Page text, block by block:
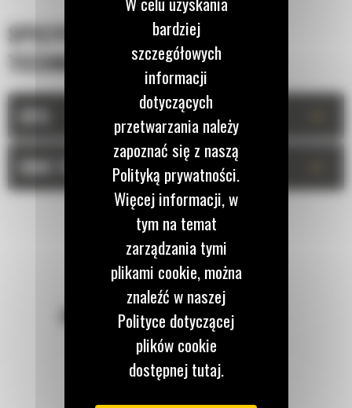
SPECYFIKACJA
TECHNICZNA
DANE TECHNICZNE
POZOSTAŃMY W KONTAKCIE
bardziej
szczegółowych
informacji
dotyczących
przetwarzania należy
zapoznać się z naszą
Polityką prywatności.
Więcej informacji, w
tym na temat
zarządzania tymi
plikami cookie, można
znaleźć w naszej
Polityce dotyczącej
plików cookie
dostępnej tutaj.